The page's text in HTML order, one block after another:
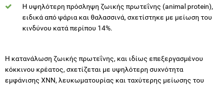
Η υψηλότερη πρόσληψη ζωικής πρωτεΐνης (animal protein),
ειδικά από ψάρια και θαλασσινά, σχετίστηκε με μείωση του
κινδύνου κατά περίπου 14%.
Η κατανάλωση ζωικής πρωτεΐνης, και ιδίως επεξεργασμένου
κόκκινου κρέατος, σχετίζεται με υψηλότερη συχνότητα
εμφάνισης ΧΝΝ, λευκωματουρίας και ταχύτερης μείωσης του